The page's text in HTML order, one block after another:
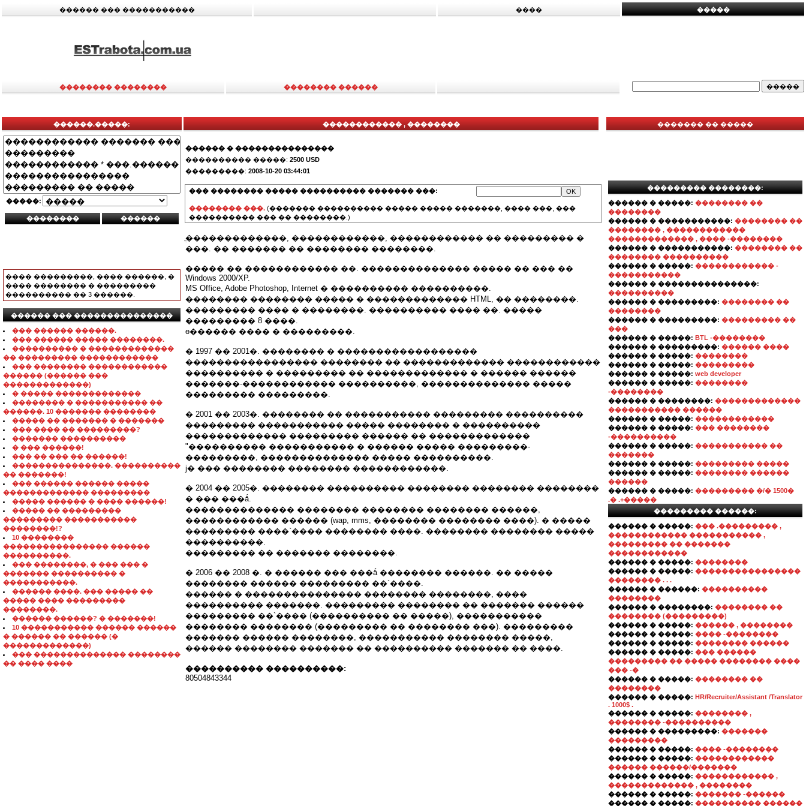
������ ��� ����������� ���� �����
�������� �������� �������� ������
������.�����:
�����:
���� ���������, ���� ������, �
���� �������� � ���������
���������� �� 3 ������.
������ ��� ���������������
��� ������ ������.
��� ������ ����� ��������.
���������� � �������������
�� ��������� ������������
��� �������� ������������
������ (������ ���
�������������)
� ����� �������������
�������� � ����������� ��
������. 10 ������� ��������
����� �� ������� � �������
��� ���� �� ���������?
������� ����������
� ��� ������!
��� �� ��� �� ������!
���������������. ����������
�� �������!
��� ������ ������ �����
������������� ���������
����� ������ � ���� ������!
����� �� ���������
��������� �����������
��������!?
10 ��������
���������������� ������
����������.
��� ��������, � ��� ��� �
������� ���������� �
�����������.
������ ����. ��� ����� ��
����� ���� ���������
��������.
������ ������? � �������!
10 ����������� ������ ������
� ������ �� ������ (�
�������������)
��� �������������� ��������
�� ���� ����
������������ , ��������
������ � ���������������
���������� �����: 2500 USD
���������: 2008-10-20 03:44:01
��� �������� ����� ���������� ������� ���:
�������� ���. (������� ���������� ����� ����� �������, ���� ���, ���
���������� ��� �� ��������.)
ֳ�������������, ������������, ������������ �� ��������� �
���. �� ������� �� �������� ��������.
����� �� ������������ ��. �������������� ����� �� ��� ��
Windows 2000/XP.
MS Office, Adobe Photoshop, Internet � ���������� ����������.
�������� �������� ����� � ������������� HTML, �� ��������.
��������� ���� � ��������. ���������� ���� ��. �����
��������� 8 ����.
ѳ������ ���� � ���������.
� 1997 �� 2001�. �������� � ������������������
����������������� �������� �� ������������� ������������
���������� � ��������� �� ������������� � ������ ������
�������-������������ ����������, �������������� �����
��������� ���������.
� 2001 �� 2003�. �������� �� ����������� ��������� ����������
��������� ����������� ����� �������� � ����������
������������� ��������� ������ �� �������������
"���������� ����������� � ������ ����� ���������-
���������, �������������� ����� ����������.
ϳ� ��� �������� �������� ������������.
� 2004 �� 2005�. �������� ���������� �������� �������� ��������
� ��� ���ǻ.
�������������� �������� �������� �������� ������,
������������ ������ (wap, mms, �������� �������� ����). � �����
��������� ����`���� �������� ����. �������� �������� �����
����������.
��������� �� ������� ��������.
� 2006 �� 2008 �. � ������ ��� ���ǻ �������� ������. �� �����
�������� ������ ��������� ��`����.
������ � ��������������� �������� ��������, ����
���������� �������. ��������� �������� �� ������� ������
��������� ��`���� (���������� �� �����), �����������
�������� �������� (��������� �� �������� ���). ���������
������� ������ ��������, ����������� �������� �����,
������ �������� ������� �� ���������� ������� �� ����.
���������� ����������:
80504843344
������� �� �����
��������� ��������:
������ � �����: �������� ��
��������
������ � �����������: �������� ��
�������� , ������������
������������� , ���� -��������
������ � �����������: �������� ��
�������� ����������
������ � �����: ������������ -
�����������
������ � ���������������:
����������
������ � ���������: �������� ��
��������
������ � ���������: ��������� ��
���
������ � �����: BTL -��������
������ � ���������: ������ ����
������ � �����: ��������
������ � �����: ���������
������ � �����: web developer
������ � �����: ��������
-��������
������ � ��������: �������������
����������� ������
������ � �����: ������������
������ � �����: ��� ��������
-����������
������ � �����: ����������� ��
�������
������ � �����: ��������� �����
������ � �����: �������� ������
������
������ � �����: ��������� �/� 1500�
.� .+�����
��������� ������:
������ � �����: ��� .��������� ,
������������ ����������� ,
��������� �� �������
������������
������ � �����: ��������
������ � �����: ����������������
�������� . . .
������ � ������: ����������
��������
������ � ��������: �������� ��
�������� (���������)
������ � �����: ������ , ��������
������ � �����: ���� -��������
������ � �����: �������� ������
������ � �����: ��� ������
��������� �� ����� �������� ����
��� -�
������ � �����: �������� ��
��������
������ � �����: HR/Recruiter/Assistant /Translator
. 1000$ .
������ � �����: �������� ,
�������� -����������
������ � ���������: �������
���������
������ � �����: ���� -��������
������ � �����: ������������
������ ������/�������
������ � �����: ������������ ,
������������� , ��������
������ � �����: ������� -������
������ � �����: ���������� ������